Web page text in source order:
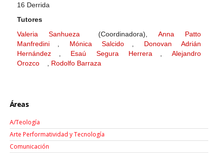
16 Derrida
Tutores
Valeria Sanhueza
(Coordinadora), Anna Patto
Manfredini
Mónica Salcido
Donovan Adrián
Hernández
Esaú Segura Herrera
Alejandro
Orozco
Rodolfo Barraza
Áreas
A/Teología
Arte Performatividad y Tecnología
Comunicación